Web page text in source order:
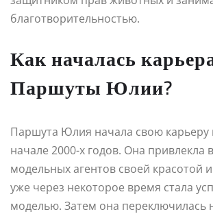
благотворительностью.
Как началась
Паршуты Юлии?
Паршута Юлия начала свою карьеру
начале 2000-х годов. Она привлекла
модельных агентов своей красотой
уже через некоторое время стала
моделью. Затем она переключилась